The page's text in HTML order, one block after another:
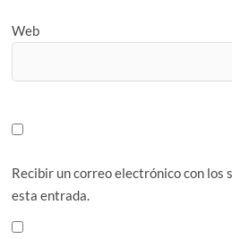
Web
Recibir un correo electrónico con los
esta entrada.